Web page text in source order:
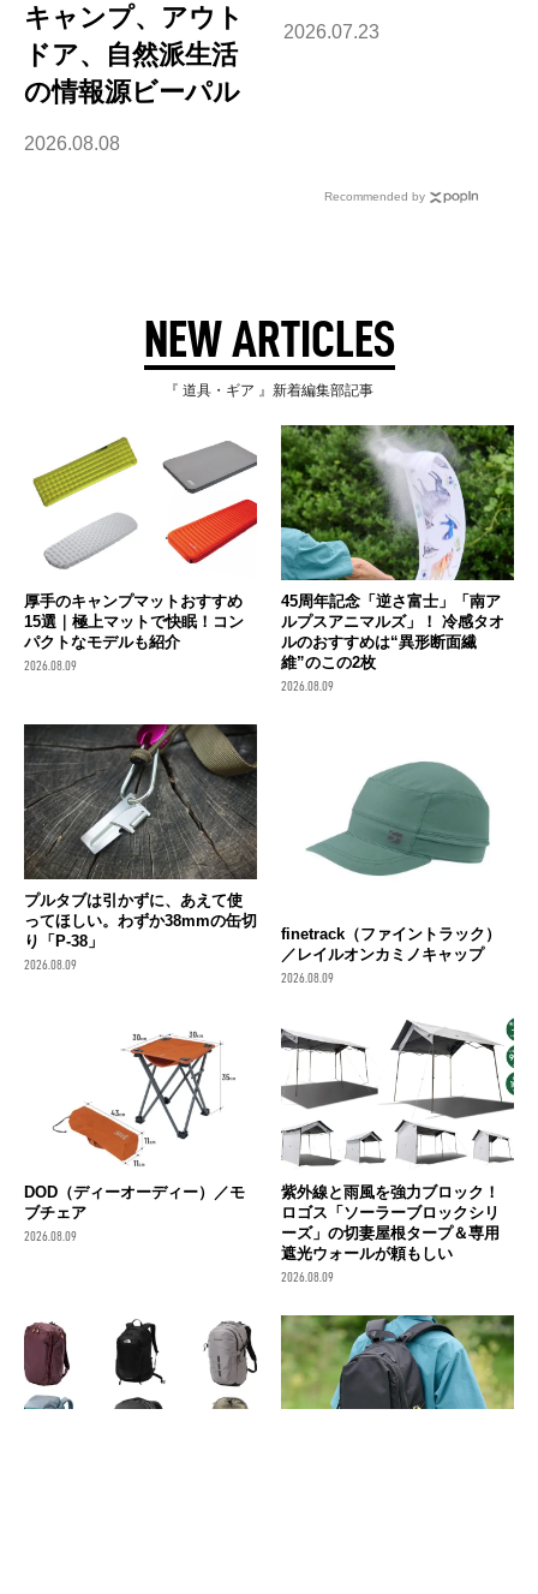
キャンプ、アウト
ドア、自然派生活
の情報源ビーパル
2026.08.08
2026.07.23
Recommended by
NEW ARTICLES
『 道具・ギア 』新着編集部記事
厚手のキャンプマットおすすめ
15選｜極上マットで快眠！コン
パクトなモデルも紹介
2026.08.09
45周年記念「逆さ富士」「南ア
ルプスアニマルズ」！ 冷感タオ
ルのおすすめは“異形断面繊
維”のこの2枚
2026.08.09
プルタブは引かずに、あえて使
ってほしい。わずか38mmの缶切
り「P-38」
2026.08.09
finetrack（ファイントラック）
／レイルオンカミノキャップ
2026.08.09
DOD（ディーオーディー）／モ
ブチェア
2026.08.09
紫外線と雨風を強力ブロック！
ロゴス「ソーラーブロックシリ
ーズ」の切妻屋根タープ＆専用
遮光ウォールが頼もしい
2026.08.09